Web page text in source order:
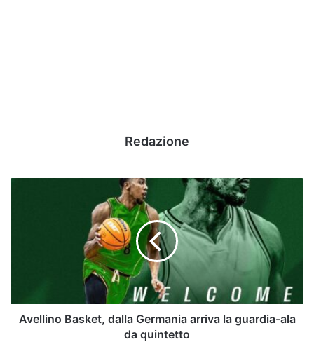
Redazione
da
quintetto
Avellino Basket, dalla Germania arriva la guardia-ala
da quintetto